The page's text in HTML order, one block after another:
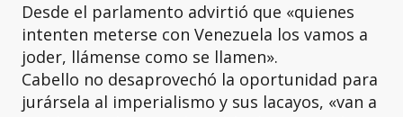
Desde el parlamento advirtió que «quienes
intenten meterse con Venezuela los vamos a
joder, llámense como se llamen».
Cabello no desaprovechó la oportunidad para
jurársela al imperialismo y sus lacayos, «van a